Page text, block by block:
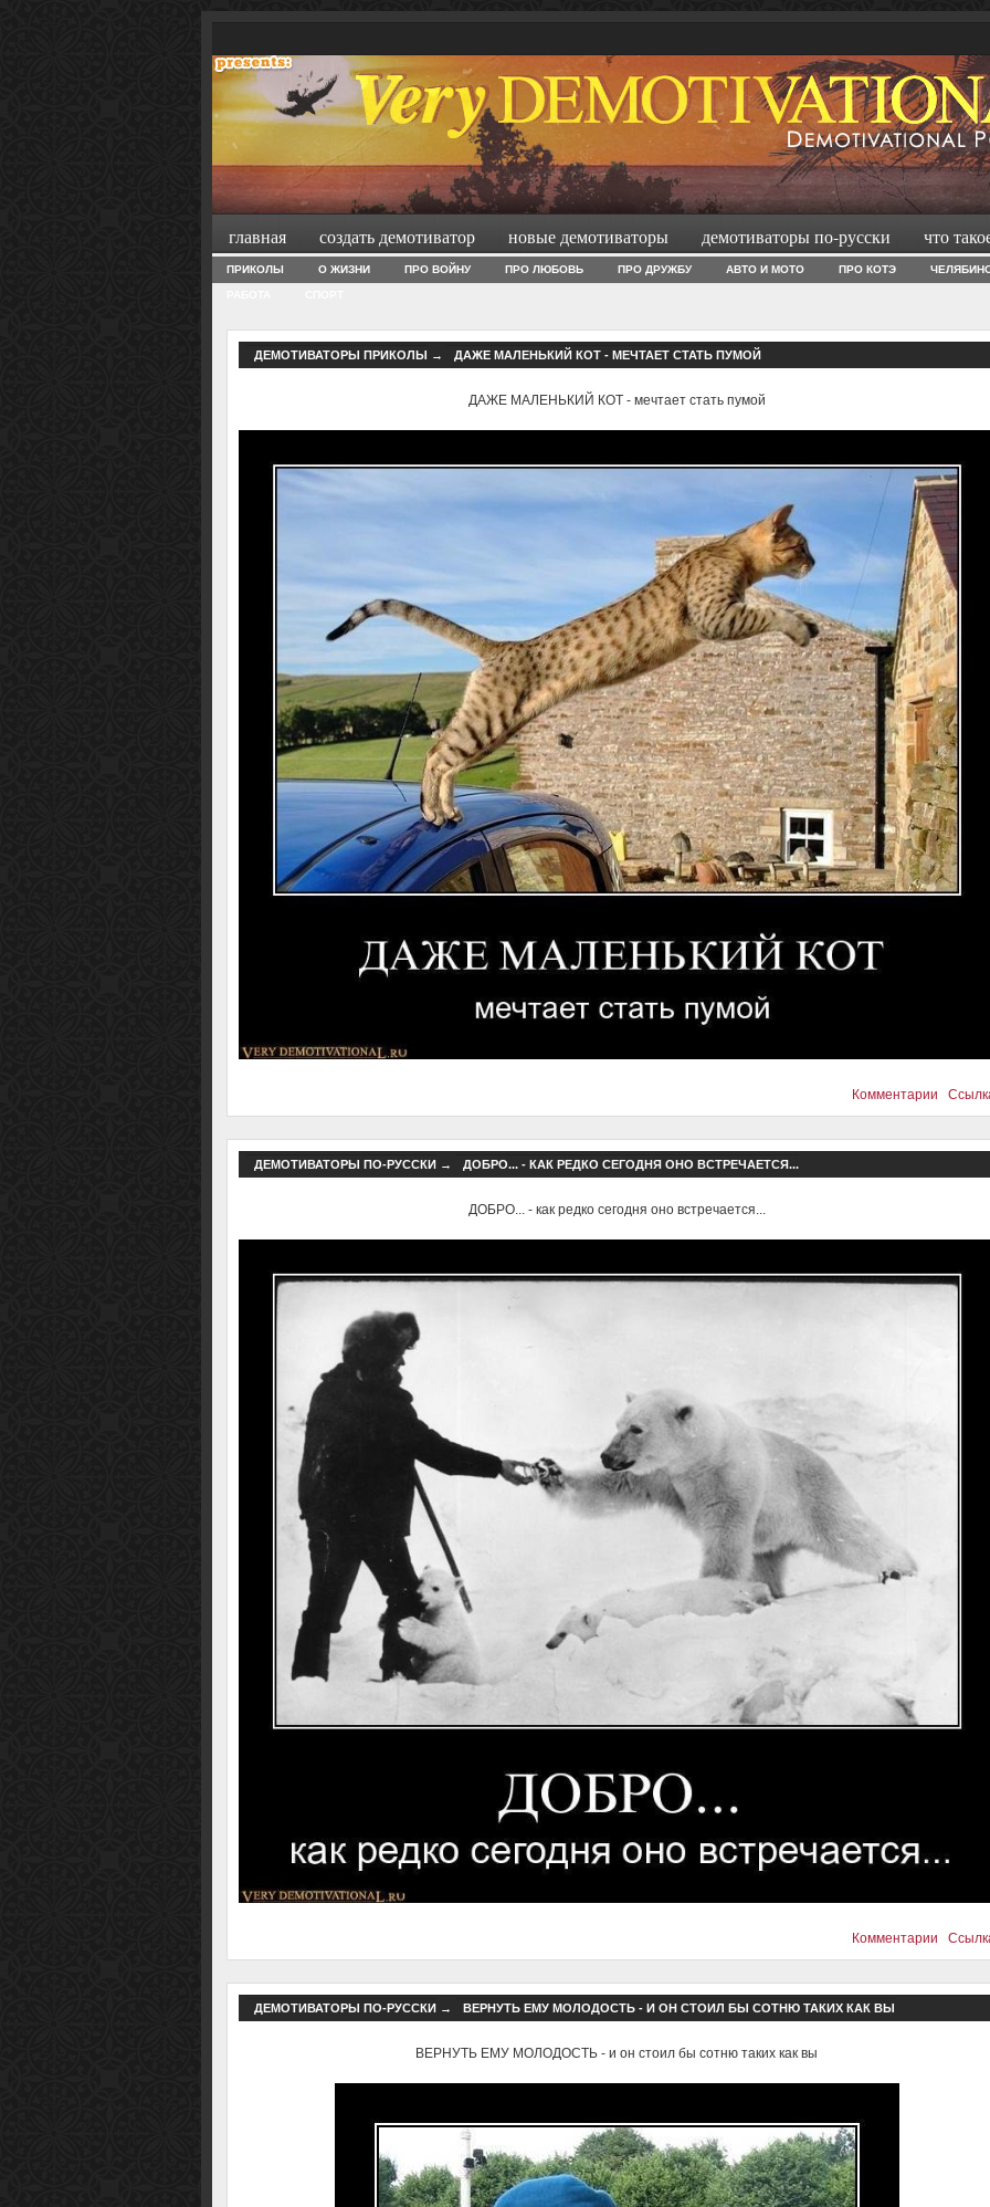
главная создать демотиватор новые демотиваторы демотиваторы по-русски что
ПРИКОЛЫ О ЖИЗНИ ПРО ВОЙНУ ПРО ЛЮБОВЬ ПРО ДРУЖБУ АВТО И МОТО ПРО КОТЭ
ДЕМОТИВАТОРЫ ПРИКОЛЫ → ДАЖЕ МАЛЕНЬКИЙ КОТ - МЕЧТАЕТ СТАТЬ ПУМОЙ
ДАЖЕ МАЛЕНЬКИЙ КОТ - мечтает стать пумой
Комментарии
ДЕМОТИВАТОРЫ ПО-РУССКИ→ ДОБРО... - КАК РЕДКО СЕГОДНЯ ОНО ВСТРЕЧАЕТСЯ...
ДОБРО... - как редко сегодня оно встречается...
Комментарии
ДЕМОТИВАТОРЫ ПО-РУССКИ→ ВЕРНУТЬ ЕМУ МОЛОДОСТЬ - И ОН СТОИЛ БЫ СОТНЮ ТАКИХ КАК ВЫ
ВЕРНУТЬ ЕМУ МОЛОДОСТЬ - и он стоил бы сотню таких как вы